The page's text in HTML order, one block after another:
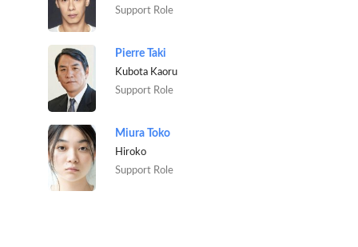
Support Role
Pierre Taki
Kubota Kaoru
Support Role
Miura Toko
Hiroko
Support Role